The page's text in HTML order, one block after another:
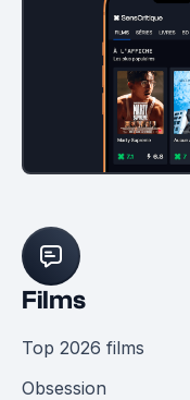
Films
Top 2026 films
Obsession